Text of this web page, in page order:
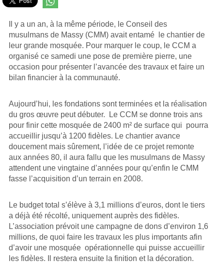
Il y a un an, à la même période, le Conseil des
musulmans de Massy (CMM) avait entamé le chantier de
leur grande mosquée. Pour marquer le coup, le CCM a
organisé ce samedi une pose de première pierre, une
occasion pour présenter l’avancée des travaux et faire un
bilan financier à la communauté.
Aujourd’hui, les fondations sont terminées et la réalisation
du gros œuvre peut débuter. Le CCM se donne trois ans
pour finir cette mosquée de 2400 m² de surface qui pourra
accueillir jusqu’à 1200 fidèles. Le chantier avance
doucement mais sûrement, l’idée de ce projet remonte
aux années 80, il aura fallu que les musulmans de Massy
attendent une vingtaine d’années pour qu’enfin le CMM
fasse l’acquisition d’un terrain en 2008.
Le budget total s’élève à 3,1 millions d’euros, dont le tiers
a déjà été récolté, uniquement auprès des fidèles.
L’association prévoit une campagne de dons d’environ 1,6
millions, de quoi faire les travaux les plus importants afin
d’avoir une mosquée opérationnelle qui puisse accueillir
les fidèles. Il restera ensuite la finition et la décoration.